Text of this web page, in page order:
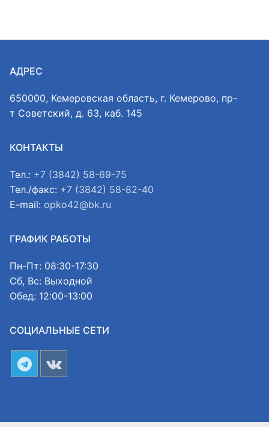
АДРЕС
650000, Кемеровская область, г. Кемерово, пр-
т Советский, д. 63, каб. 145
КОНТАКТЫ
Тел.: +7 (3842) 58-69-75
Тел./факс: +7 (3842) 58-82-40
E-mail: opko42@bk.ru
ГРАФИК РАБОТЫ
Пн-Пт: 08:30-17:30
Сб, Вс: Выходной
Обед: 12:00-13:00
СОЦИАЛЬНЫЕ СЕТИ